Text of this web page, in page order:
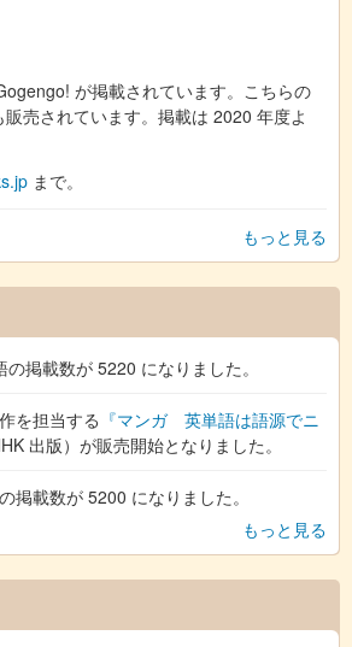
が掲載されています。こちらの
売されています。掲載は 2020 年度よ
まで。
もっと見る
の掲載数が 5220 になりました。
を担当する 『マンガ 英単語は語源でニ
出版）が販売開始となりました。
掲載数が 5200 になりました。
もっと見る